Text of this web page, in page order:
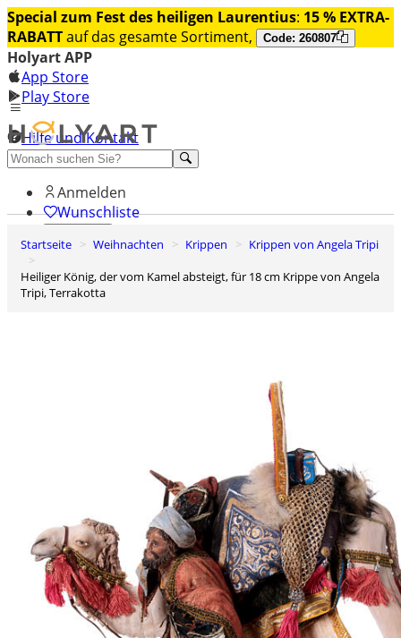
Special zum Fest des heiligen Laurentius: 15 % EXTRA-
RABATTauf das gesamte Sortiment, Code: 260807
Holyart APP
App Store
Play Store
Hilfe und Kontakt
Entdecken Sie Premium
Anmelden
Wunschliste
0
Startseite Weihnachten Krippen
Krippen von Angela Tripi
Heiliger König, der vom Kamel absteigt, für 18 cm Krippe von Angela
Tripi, Terrakotta